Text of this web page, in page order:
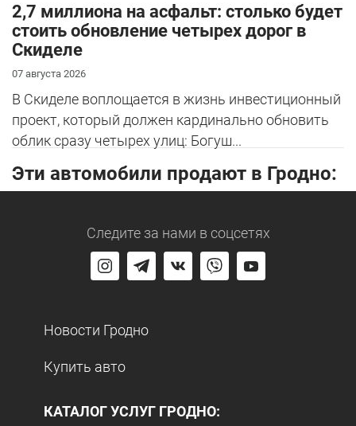
2,7 миллиона на асфальт: столько будет
стоить обновление четырех дорог в
Скиделе
07 августа 2026
В Скиделе воплощается в жизнь инвестиционный
проект, который должен кардинально обновить
облик сразу четырех улиц: Богуш...
Эти автомобили продают в Гродно:
Следите за нами в соцсетях
Новости Гродно
Купить авто
КАТАЛОГ УСЛУГ ГРОДНО: